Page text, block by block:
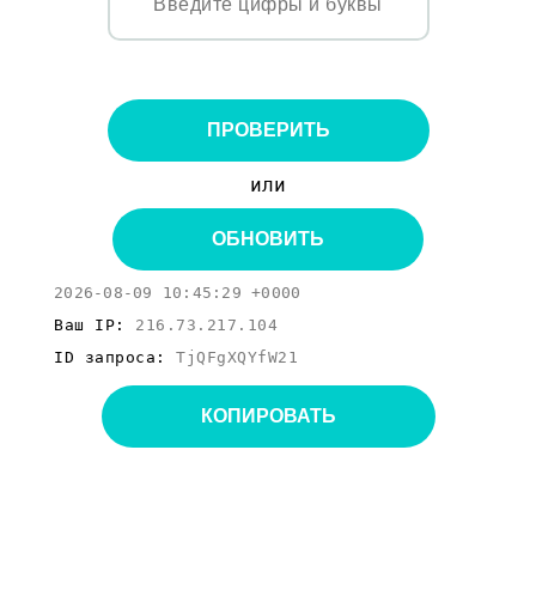
ПРОВЕРИТЬ
или
ОБНОВИТЬ
2026-08-09 10:45:29 +0000
Ваш IP: 216.73.217.104
ID запроса: TjQFgXQYfW21
КОПИРОВАТЬ